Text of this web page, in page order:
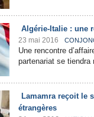
Algérie-Italie : une
23 mai 2016
Une rencontre
partenariat se
Lamamra reçoit le
étrangères